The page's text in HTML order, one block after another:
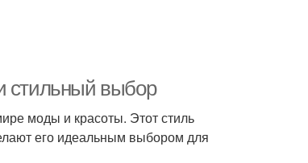
стильный выбор
моды и красоты. Этот стиль
его идеальным выбором для